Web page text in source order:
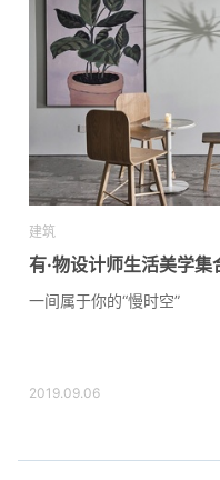
建筑
有·物设计师生活美学
一间属于你的“慢时空”
2019.09.06